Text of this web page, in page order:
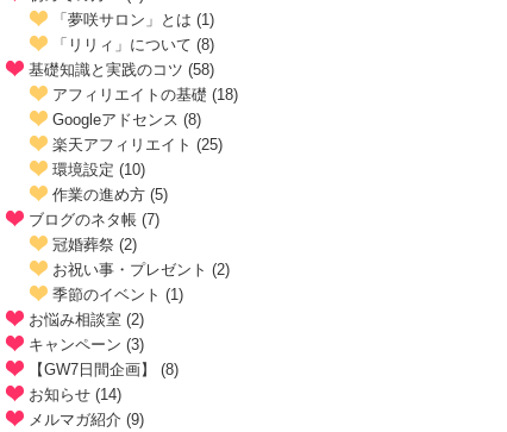
「夢咲サロン」とは (1)
「リリィ」について (8)
基礎知識と実践のコツ (58)
アフィリエイトの基礎 (18)
Googleアドセンス (8)
楽天アフィリエイト (25)
環境設定 (10)
作業の進め方 (5)
ブログのネタ帳 (7)
冠婚葬祭 (2)
お祝い事・プレゼント (2)
季節のイベント (1)
お悩み相談室 (2)
キャンペーン (3)
【GW7日間企画】 (8)
お知らせ (14)
メルマガ紹介 (9)